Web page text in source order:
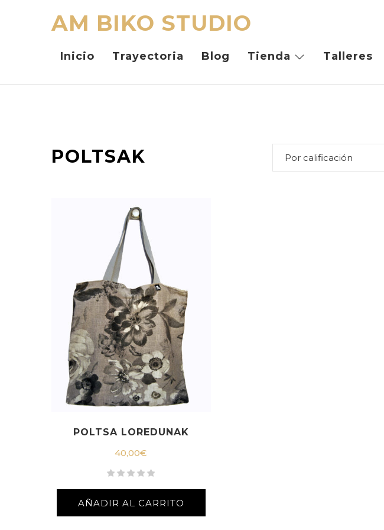
AM BIKO STUDIO
Inicio Trayectoria Blog Tienda Talleres
POLTSAK Por calificación
POLTSA LOREDUNAK
40,00€
AÑADIR AL CARRITO